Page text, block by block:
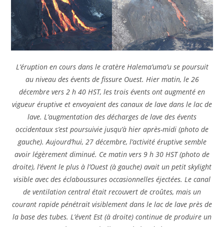
L’éruption en cours dans le cratère Halema’uma’u se poursuit
au niveau des évents de fissure Ouest. Hier matin, le 26
décembre vers 2 h 40 HST, les trois évents ont augmenté en
vigueur éruptive et envoyaient des canaux de lave dans le lac de
lave. L’augmentation des décharges de lave des évents
occidentaux s’est poursuivie jusqu’à hier après-midi (photo de
gauche). Aujourd’hui, 27 décembre, l’activité éruptive semble
avoir légèrement diminué. Ce matin vers 9 h 30 HST (photo de
droite), l’évent le plus à l’Ouest (à gauche) avait un petit skylight
visible avec des éclaboussures occasionnelles éjectées. Le canal
de ventilation central était recouvert de croûtes, mais un
courant rapide pénétrait visiblement dans le lac de lave près de
la base des tubes. L’évent Est (à droite) continue de produire un